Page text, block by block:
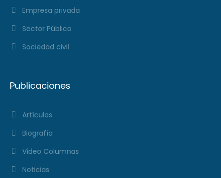
Empresa privada
Sector Público
Sociedad civil
Publicaciones
Artículos
Biografía
Video Columnas
Noticias